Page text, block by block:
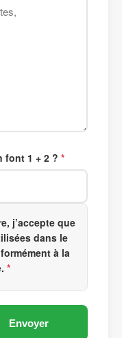
font 1 + 2 ?
j’accepte que
dans le
à la
Envoyer